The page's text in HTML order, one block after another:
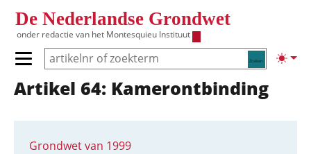
De Nederlandse Grondwet
onder redactie van het Montesquieu Instituut
Zoeken
Primair menu tonen/verbergen
Hoofdnavigatie
Artikel 64: Kamerontbinding
Grondwet van 1999